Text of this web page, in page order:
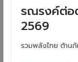
รณรงค์ต่อ
2569
รวมพลังไทย ต้านภั